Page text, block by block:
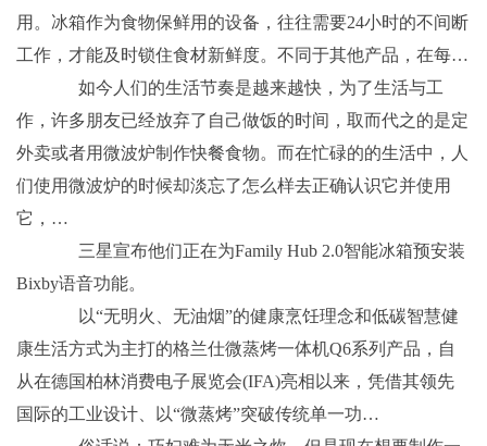
用。冰箱作为食物保鲜用的设备，往往需要24小时的不间断
工作，才能及时锁住食材新鲜度。不同于其他产品，在每…
如今人们的生活节奏是越来越快，为了生活与工
作，许多朋友已经放弃了自己做饭的时间，取而代之的是定
外卖或者用微波炉制作快餐食物。而在忙碌的的生活中，人
们使用微波炉的时候却淡忘了怎么样去正确认识它并使用
它，…
三星宣布他们正在为Family Hub 2.0智能冰箱预安装
Bixby语音功能。
以“无明火、无油烟”的健康烹饪理念和低碳智慧健
康生活方式为主打的格兰仕微蒸烤一体机Q6系列产品，自
从在德国柏林消费电子展览会(IFA)亮相以来，凭借其领先
国际的工业设计、以“微蒸烤”突破传统单一功…